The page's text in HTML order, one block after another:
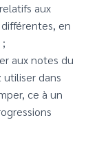
relatifs aux
en
aux notes du
dans
ce à un